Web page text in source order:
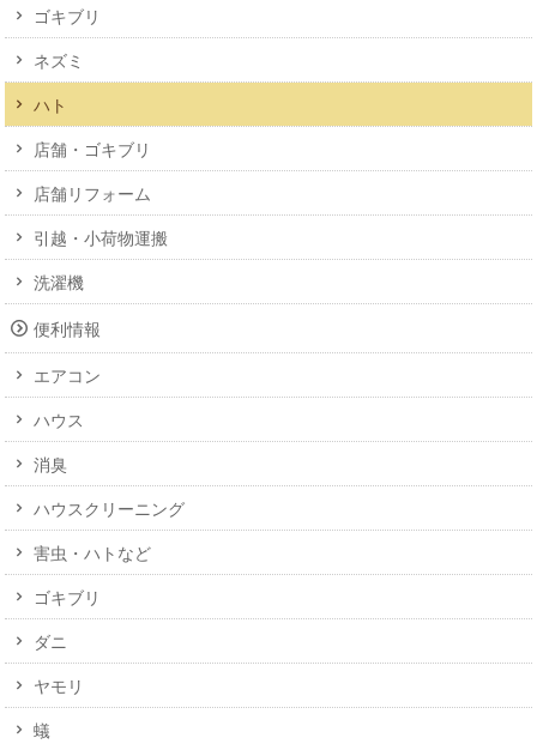
ゴキブリ
ネズミ
ハト
店舗・ゴキブリ
店舗リフォーム
引越・小荷物運搬
洗濯機
便利情報
エアコン
ハウス
消臭
ハウスクリーニング
害虫・ハトなど
ゴキブリ
ダニ
ヤモリ
蟻